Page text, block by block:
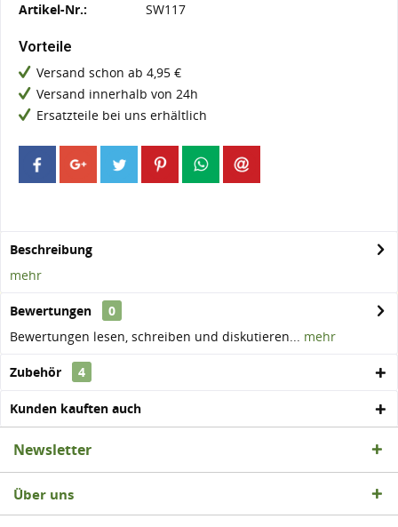
Artikel-Nr.: SW117
Vorteile
Versand schon ab 4,95 €
Versand innerhalb von 24h
Ersatzteile bei uns erhältlich
Beschreibung
mehr
Bewertungen
0
Bewertungen lesen, schreiben und diskutieren... mehr
Zubehör 4
Kunden kauften auch
Newsletter
Über uns